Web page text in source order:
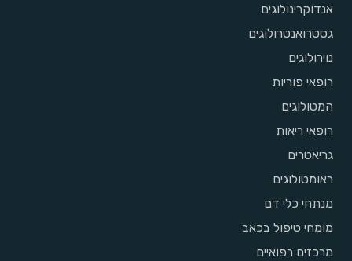
אנדוקרינולוגים
גסטרואנטרולוגים
נוירולוגים
רופאי פוריות
המטולוגים
רופאי ריאות
גריאטרים
ראומטולוגים
מנתחי כלי דם
מומחי טיפול בכאב
מרכזים רפואיים